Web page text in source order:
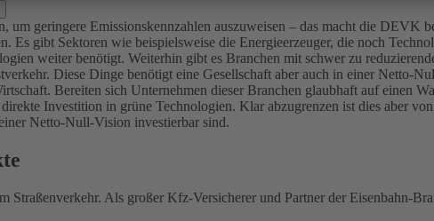
um geringere Emissionskennzahlen auszuweisen – das macht die
Es gibt Sektoren wie beispielsweise die Energieerzeuger, die noch
weiter benötigt. Weiterhin gibt es Branchen mit schwer zu
Diese Dinge benötigt eine Gesellschaft aber auch in einer Netto-
Bereiten sich Unternehmen dieser Branchen glaubhaft auf einen
Investition in grüne Technologien. Klar abzugrenzen ist dies aber
Netto-Null-Vision investierbar sind.
Straßenverkehr. Als großer Kfz-Versicherer und Partner der Eisenbahn-